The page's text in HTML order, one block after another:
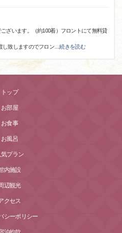
ざいます。（約100着）フロントにて無料貸
し致しますのでフロン …続きを読む
トップ
お部屋
お食事
お風呂
気プラン
内施設
辺観光
クセス
シーポリシー